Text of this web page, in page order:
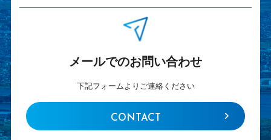
メールでのお問い合わせ
下記フォームよりご連絡ください
CONTACT